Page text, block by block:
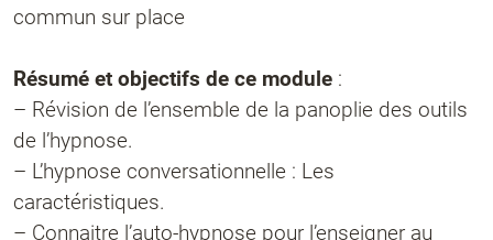
commun sur place
Résumé et objectifs de ce module :
– Révision de l’ensemble de la panoplie des outils
de l’hypnose.
– L’hypnose conversationnelle : Les
caractéristiques.
– Connaitre l’auto-hypnose pour l’enseigner au